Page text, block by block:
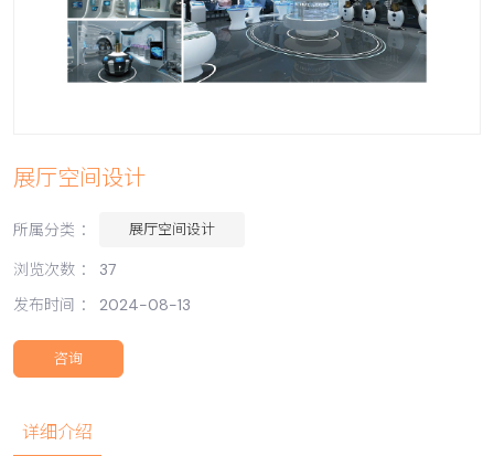
展厅空间设计
所属分类 ： 展厅空间设计
浏览次数 ： 37
发布时间 ： 2024-08-13
咨询
详细介绍